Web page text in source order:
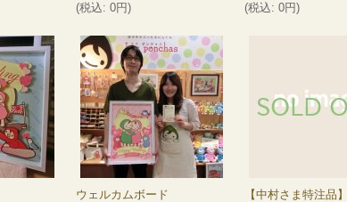
(税込: 0円)
(税込: 0円)
ウェルカムボード
【中村さま特注品】